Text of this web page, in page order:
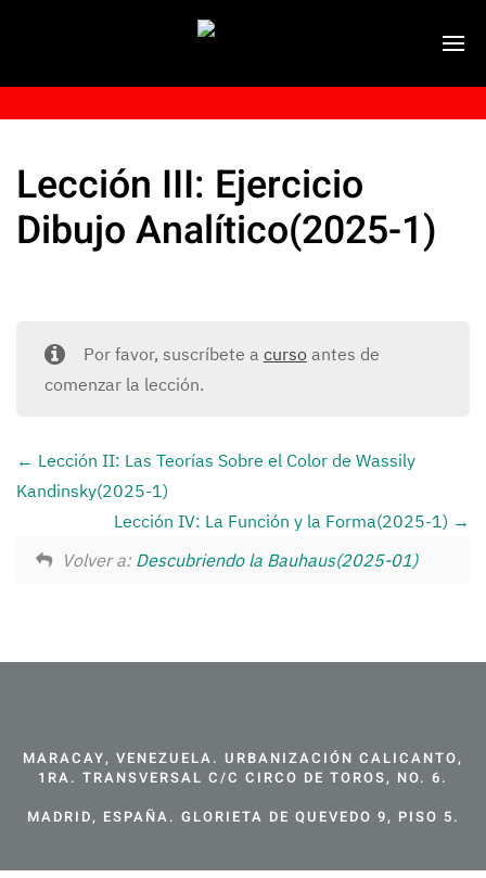
Lección III: Ejercicio
Dibujo Analítico(2025-1)
Por favor, suscríbete a cursoantes de
comenzar la lección.
Lección II: Las Teorías Sobre el Color de Wassily
Kandinsky(2025-1)
Lección IV: La Función y la Forma(2025-1)
Volver a: Descubriendo la Bauhaus(2025-01)
MARACAY, VENEZUELA. URBANIZACIÓN CALICANTO,
1RA. TRANSVERSAL C/C CIRCO DE TOROS, NO. 6.
MADRID, ESPAÑA. GLORIETA DE QUEVEDO 9, PISO 5.